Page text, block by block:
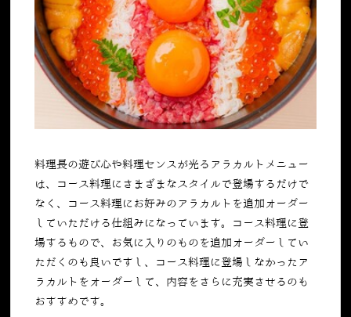
料理長の遊び心や料理センスが光るアラカルトメニュー
は、コース料理にさまざまなスタイルで登場するだけで
なく、コース料理にお好みのアラカルトを追加オーダー
していただける仕組みになっています。コース料理に登
場するもので、お気に入りのものを追加オーダーしてい
ただくのも良いですし、コース料理に登場しなかったア
ラカルトをオーダーして、内容をさらに充実させるのも
おすすめです。